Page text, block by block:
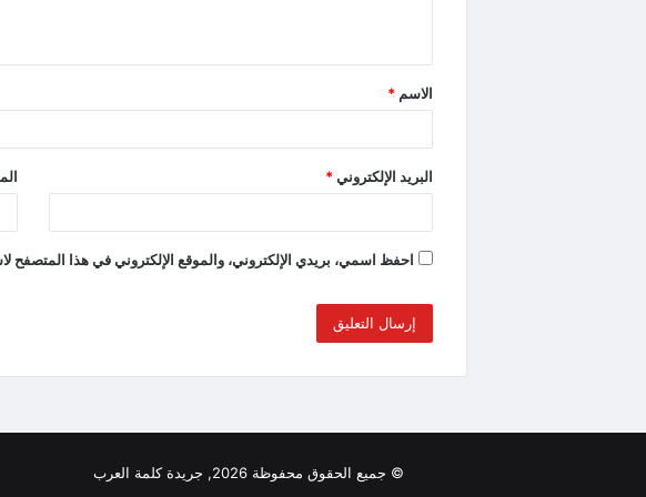
الاسم *
البريد الإلكتروني*
احفظ اسمي، بريدي الإلكتروني، والموقع الإلكتروني في هذا المتصفح
© جميع الحقوق محفوظة 2026, جريدة كلمة العرب